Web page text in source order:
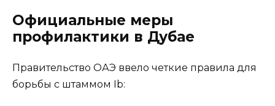
Официальные меры
профилактики в Дубае
Правительство ОАЭ ввело четкие правила для
борьбы с штаммом Ib: